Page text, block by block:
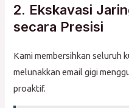
2. Ekskavasi
secara Presisi
Kami membersihkan seluruh
melunakkan email gigi
proaktif.